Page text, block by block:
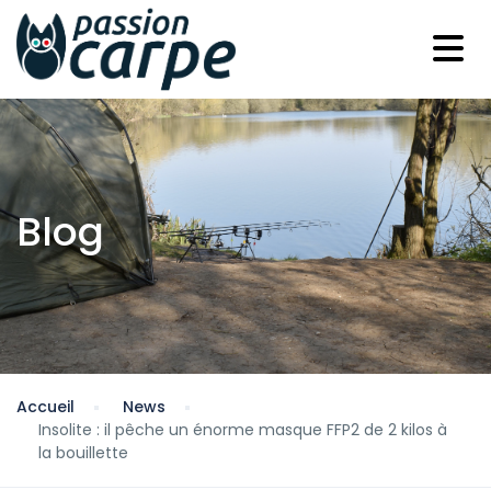
Blog
Accueil
News
Insolite : il pêche un énorme masque FFP2 de 2 kilos à
la bouillette